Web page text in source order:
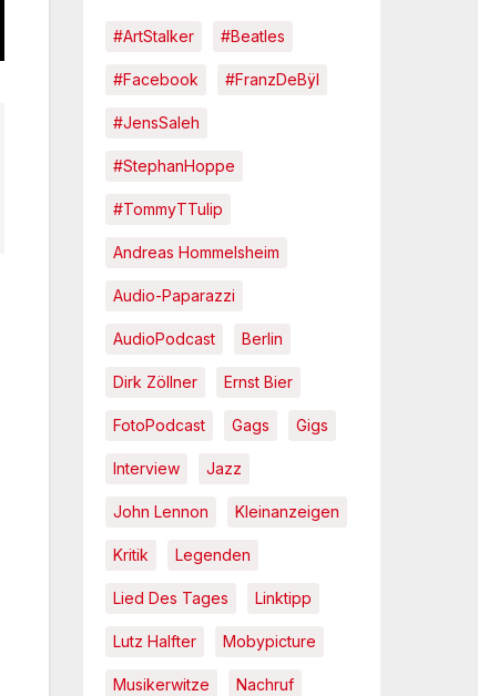
#ArtStalker #Beatles
#Facebook #FranzDeBÿl
#JensSaleh
#StephanHoppe
#TommyTTulip
Andreas Hommelsheim
Audio-Paparazzi
AudioPodcast Berlin
Dirk Zöllner Ernst Bier
FotoPodcast Gags Gigs
Interview Jazz
John Lennon Kleinanzeigen
Kritik Legenden
Lied Des Tages Linktipp
Lutz Halfter Mobypicture
Musikerwitze Nachruf